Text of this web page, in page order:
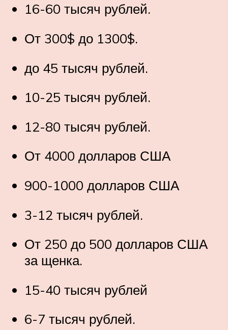
16-60 тысяч рублей.
От 300$ до 1300$.
до 45 тысяч рублей.
10-25 тысяч рублей.
12-80 тысяч рублей.
От 4000 долларов США
900-1000 долларов США
3-12 тысяч рублей.
От 250 до 500 долларов США
за щенка.
15-40 тысяч рублей
6-7 тысяч рублей.